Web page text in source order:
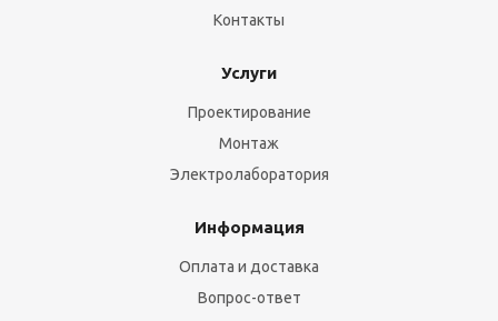
Контакты
Услуги
Проектирование
Монтаж
Электролаборатория
Информация
Оплата и доставка
Вопрос-ответ